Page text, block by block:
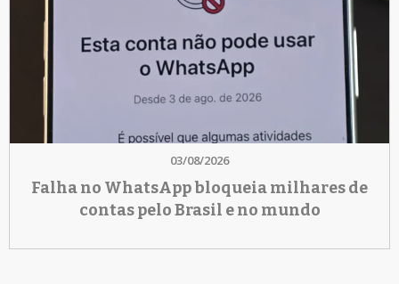
03/08/2026
Falha no WhatsApp bloqueia milhares de
contas pelo Brasil e no mundo